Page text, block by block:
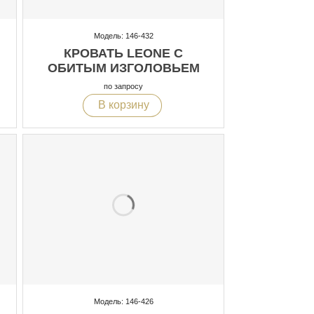
Модель: 146-432
КРОВАТЬ LEONE С
ОБИТЫМ ИЗГОЛОВЬЕМ
по запросу
В корзину
Модель: 146-426